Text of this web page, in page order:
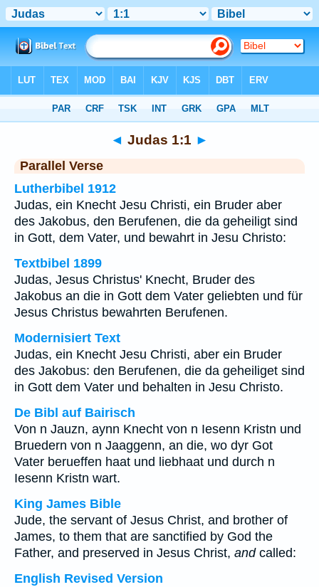
◄ Judas 1:1 ►
Parallel Verse
Lutherbibel 1912
Judas, ein Knecht Jesu Christi, ein Bruder aber
des Jakobus, den Berufenen, die da geheiligt sind
in Gott, dem Vater, und bewahrt in Jesu Christo:
Textbibel 1899
Judas, Jesus Christus' Knecht, Bruder des
Jakobus an die in Gott dem Vater geliebten und für
Jesus Christus bewahrten Berufenen.
Modernisiert Text
Judas, ein Knecht Jesu Christi, aber ein Bruder
des Jakobus: den Berufenen, die da geheiliget sind
in Gott dem Vater und behalten in Jesu Christo.
De Bibl auf Bairisch
Von n Jauzn, aynn Knecht von n Iesenn Kristn und
Bruedern von n Jaaggenn, an die, wo dyr Got
Vater berueffen haat und liebhaat und durch n
Iesenn Kristn wart.
King James Bible
Jude, the servant of Jesus Christ, and brother of
James, to them that are sanctified by God the
Father, and preserved in Jesus Christ, andcalled:
English Revised Version